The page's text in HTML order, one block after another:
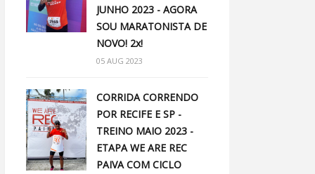
JUNHO 2023 - AGORA
SOU MARATONISTA DE
NOVO! 2x!
05 AUG 2023
CORRIDA CORRENDO
POR RECIFE E SP -
TREINO MAIO 2023 -
ETAPA WE ARE REC
PAIVA COM CICLO